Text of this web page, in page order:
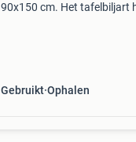
90x150 cm. Het tafelbiljart
Gebruikt Ophalen